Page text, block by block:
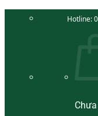
Hotline: